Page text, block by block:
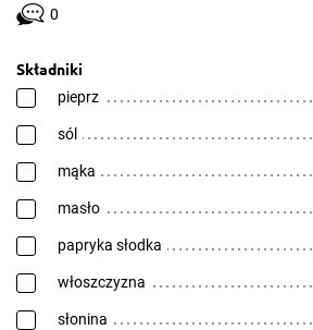
0
Składniki
pieprz
sól
mąka
masło
papryka słodka
włoszczyzna
słonina